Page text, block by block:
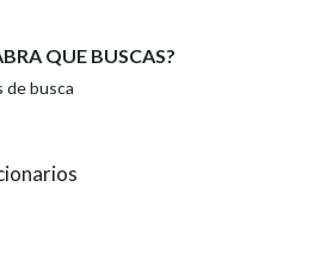
QUE BUSCAS?
de busca